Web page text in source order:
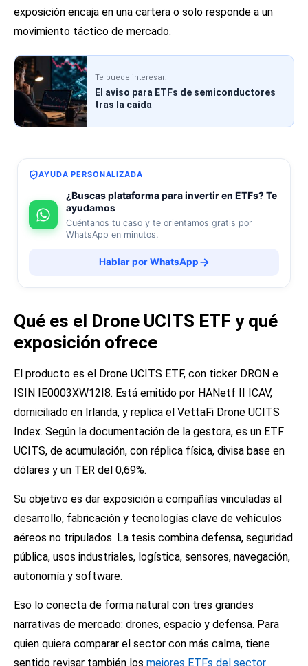
exposición encaja en una cartera o solo responde a un
movimiento táctico de mercado.
Te puede interesar:
El aviso para ETFs de semiconductores
tras la caída
AYUDA PERSONALIZADA
¿Buscas plataforma para invertir en ETFs? Te
ayudamos
Cuéntanos tu caso y te orientamos gratis por
WhatsApp en minutos.
Hablar por WhatsApp
Qué es el Drone UCITS ETF y qué
exposición ofrece
El producto es el Drone UCITS ETF, con ticker DRON e
ISIN IE0003XW12I8. Está emitido por HANetf II ICAV,
domiciliado en Irlanda, y replica el VettaFi Drone UCITS
Index. Según la documentación de la gestora, es un ETF
UCITS, de acumulación, con réplica física, divisa base en
dólares y un TER del 0,69%.
Su objetivo es dar exposición a compañías vinculadas al
desarrollo, fabricación y tecnologías clave de vehículos
aéreos no tripulados. La tesis combina defensa, seguridad
pública, usos industriales, logística, sensores, navegación,
autonomía y software.
Eso lo conecta de forma natural con tres grandes
narrativas de mercado: drones, espacio y defensa. Para
quien quiera comparar el sector con más calma, tiene
sentido revisar también los mejores ETFs del sector